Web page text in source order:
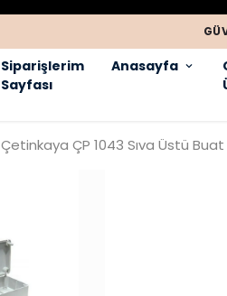
Siparişlerim
Sayfası
Anasayfa
Çetinkaya ÇP 1043 Sıva Üstü